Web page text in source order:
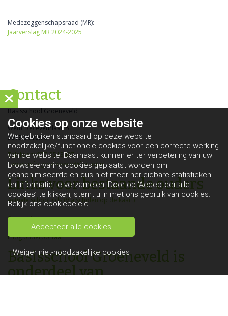
Medezeggenschapsraad (MR):
Jaarverslag MR 2024-2025
Contact
Basisschool Groeneveld
Weth. Receveurlaan 5
5913 SR Venlo
Telefoon: 077-3513497
E-mail: info.groeneveld@fortior.nl
Links voor bestaande ouders
Actuele schoolgids (Via scholen op de kaart)
Spring kinderopvang
Inlog ouderportaal
Basisschool Groeneveld is
onderdeel van
Cookies op onze website
We gebruiken standaard op deze website
noodzakelijke/functionele cookies voor een correcte werking
van de website. Daarnaast kunnen er ter verbetering van uw
browse-ervaring cookies geplaatst worden om
geanonimiseerde en dus niet meer herleidbare statistieken
en informatie te verzamelen. Door op ‘Accepteer alle
cookies’ te klikken, stemt u in met ons gebruik van cookies.
Bekijk ons cookiebeleid
Accepteer alle cookies
Weiger niet-noodzakelijke cookies